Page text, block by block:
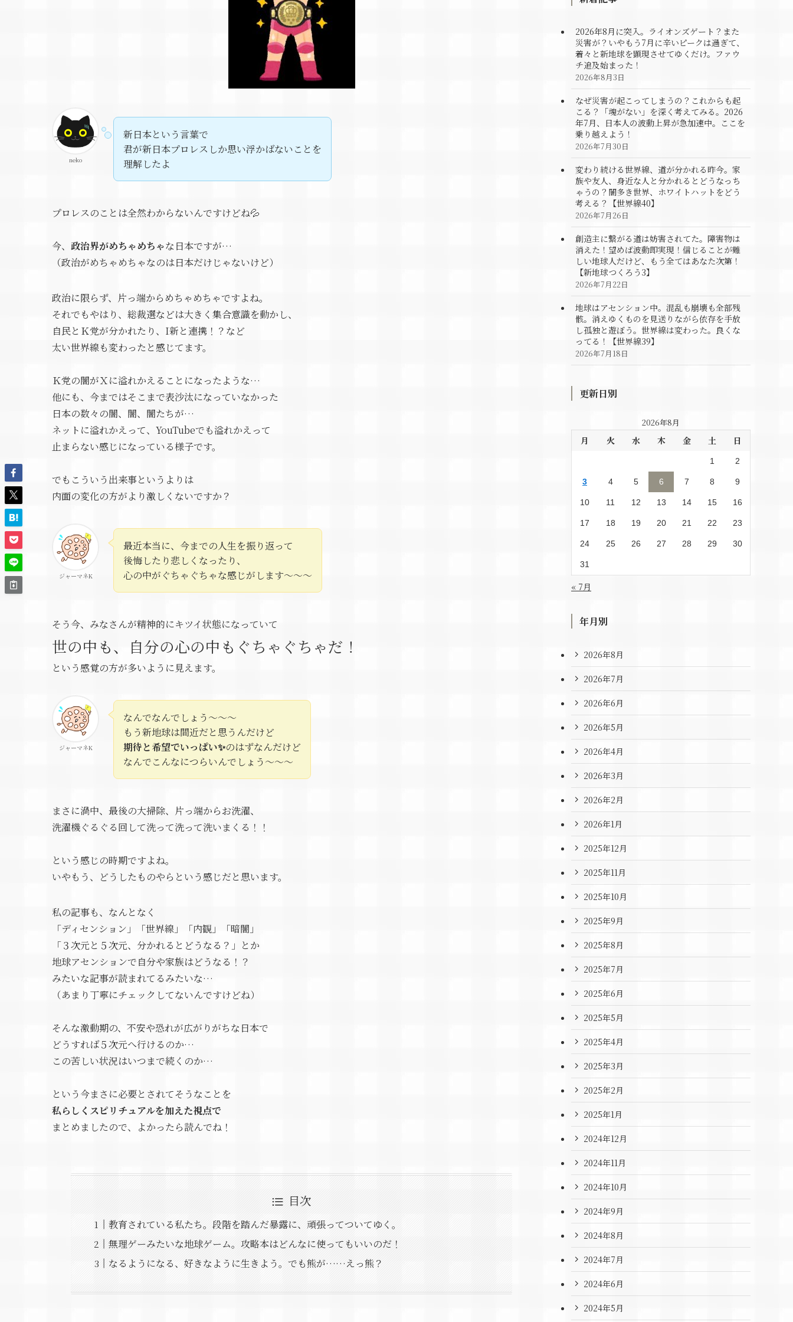
neko
新日本という言葉で
君が新日本プロレスしか思い浮かばないことを
理解したよ
プロレスのことは全然わからないんですけどね💦
今、 政治界がめちゃめちゃな日本ですが…
（政治がめちゃめちゃなのは日本だけじゃないけど）
政治に限らず、片っ端からめちゃめちゃですよね。
それでもやはり、総裁選などは大きく集合意識を動かし、
自民とＫ党が分かれたり、I新と連携！？など
太い世界線も変わったと感じてます。
Ｋ党の闇がＸに溢れかえることになったような…
他にも、今まではそこまで表沙汰になっていなかった
日本の数々の闇、闇、闇たちが…
ネットに溢れかえって、YouTubeでも溢れかえって
止まらない感じになっている様子です。
でもこういう出来事というよりは
内面の変化の方がより激しくないですか？
ジャーマネK
最近本当に、今までの人生を振り返って
後悔したり悲しくなったり、
心の中がぐちゃぐちゃな感じがします～～～
そう今、みなさんが精神的にキツイ状態になっていて
世の中も、自分の心の中もぐちゃぐちゃだ！
という感覚の方が多いように見えます。
ジャーマネK
なんでなんでしょう～～～
もう新地球は間近だと思うんだけど
期待と希望でいっぱい✨のはずなんだけど
なんでこんなにつらいんでしょう～～～
まさに渦中、最後の大掃除、片っ端からお洗濯、
洗濯機ぐるぐる回して洗って洗って洗いまくる！！
という感じの時期ですよね。
いやもう、どうしたものやらという感じだと思います。
私の記事も、なんとなく
「ディセンション」「世界線」「内観」「暗闇」
「３次元と５次元、分かれるとどうなる？」とか
地球アセンションで自分や家族はどうなる！？
みたいな記事が読まれてるみたいな…
（あまり丁寧にチェックしてないんですけどね）
そんな激動期の、不安や恐れが広がりがちな日本で
どうすれば５次元へ行けるのか…
この苦しい状況はいつまで続くのか…
という今まさに必要とされてそうなことを
私らしくスピリチュアルを加えた視点で
まとめましたので、よかったら読んでね！
目次
教育されている私たち。段階を踏んだ暴露に、頑張ってついてゆく。
無理ゲーみたいな地球ゲーム。攻略本はどんなに使ってもいいのだ！
なるようになる、好きなように生きよう。でも熊が……えっ熊？
2026年8月に突入。ライオンズゲート？また
災害が？いやもう7月に辛いピークは過ぎて、
着々と新地球を顕現させてゆくだけ。ファウ
チ追及始まった！
2026年8月3日
なぜ災害が起こってしまうの？これからも起
こる？「魂がない」を深く考えてみる。2026
年7月、日本人の波動上昇が急加速中。ここを
乗り越えよう！
2026年7月30日
変わり続ける世界線、道が分かれる昨今。家
族や友人、身近な人と分かれるとどうなっち
ゃうの？闇多き世界、ホワイトハットをどう
考える？【世界線40】
2026年7月26日
創造主に繋がる道は妨害されてた。障害物は
消えた！望めば波動即実現！信じることが難
しい地球人だけど、もう全てはあなた次第！
【新地球つくろう3】
2026年7月22日
地球はアセンション中。混乱も崩壊も全部残
骸。消えゆくものを見送りながら依存を手放
し孤独と遊ぼう。世界線は変わった。良くな
ってる！【世界線39】
2026年7月18日
更新日別
2026年8月
月 火 水 木 金 土 日
1 2
3 4 5 6 7 8 9
10 11 12 13 14 15 16
17 18 19 20 21 22 23
24 25 26 27 28 29 30
31
« 7月
年月別
2026年8月
2026年7月
2026年6月
2026年5月
2026年4月
2026年3月
2026年2月
2026年1月
2025年12月
2025年11月
2025年10月
2025年9月
2025年8月
2025年7月
2025年6月
2025年5月
2025年4月
2025年3月
2025年2月
2025年1月
2024年12月
2024年11月
2024年10月
2024年9月
2024年8月
2024年7月
2024年6月
2024年5月